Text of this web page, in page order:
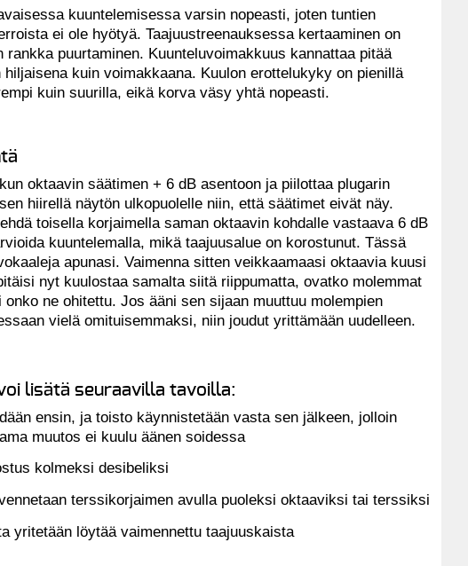
kuuntelemisessa varsin nopeasti, joten tuntien
ei ole hyötyä. Taajuustreenauksessa kertaaminen on
rankka puurtaminen. Kuunteluvoimakkuus kannattaa pitää
hiljaisena kuin voimakkaana. Kuulon erottelukyky on pienillä
kuin suurilla, eikä korva väsy yhtä nopeasti.
oktaavin säätimen + 6 dB asentoon ja piilottaa plugarin
hiirellä näytön ulkopuolelle niin, että säätimet eivät näy.
toisella korjaimella saman oktaavin kohdalle vastaava 6 dB
kuuntelemalla, mikä taajuusalue on korostunut. Tässä
apunasi. Vaimenna sitten veikkaamaasi oktaavia kuusi
nyt kuulostaa samalta siitä riippumatta, ovatko molemmat
ne ohitettu. Jos ääni sen sijaan muuttuu molempien
vielä omituisemmaksi, niin joudut yrittämään uudelleen.
lisätä seuraavilla tavoilla:
ensin, ja toisto käynnistetään vasta sen jälkeen, jolloin
muutos ei kuulu äänen soidessa
kolmeksi desibeliksi
terssikorjaimen avulla puoleksi oktaaviksi tai terssiksi
yritetään löytää vaimennettu taajuuskaista